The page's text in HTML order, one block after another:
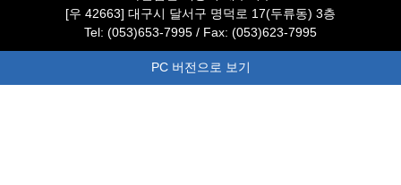
[우 42663] 대구시 달서구 명덕로 17(두류동) 3층
Tel: (053)653-7995 / Fax: (053)623-7995
PC 버전으로 보기